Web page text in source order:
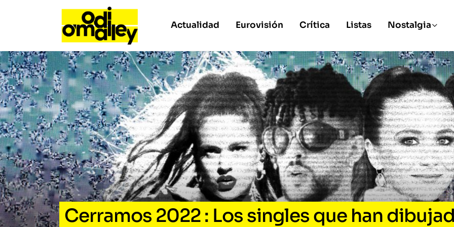
Actualidad Eurovisión Crítica Listas Nostalgia
Cerramos 2022 : Los singles que han